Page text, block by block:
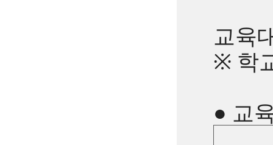
교육
※ 학
● 교